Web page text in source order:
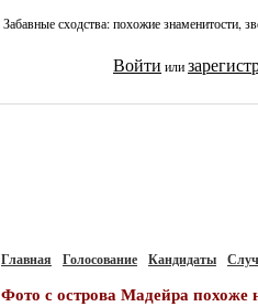
Забавные сходства: похожие знаменитости,
Войти или
Главная Голосование Кандидаты
Фото с острова Мадейра